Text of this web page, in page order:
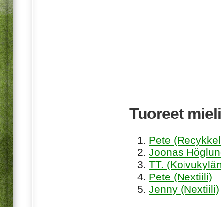
Tuoreet
Pete
Joonas
TT.
Pete (Nextiili)
Jenny (Nextiili)